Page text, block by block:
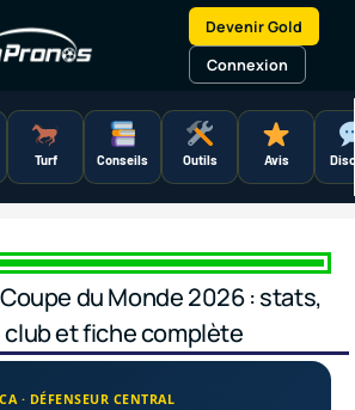
Devenir Gold
Connexion
Turf Conseils Outils Avis
du Monde 2026 : stats,
et fiche complète
· DÉFENSEUR CENTRAL